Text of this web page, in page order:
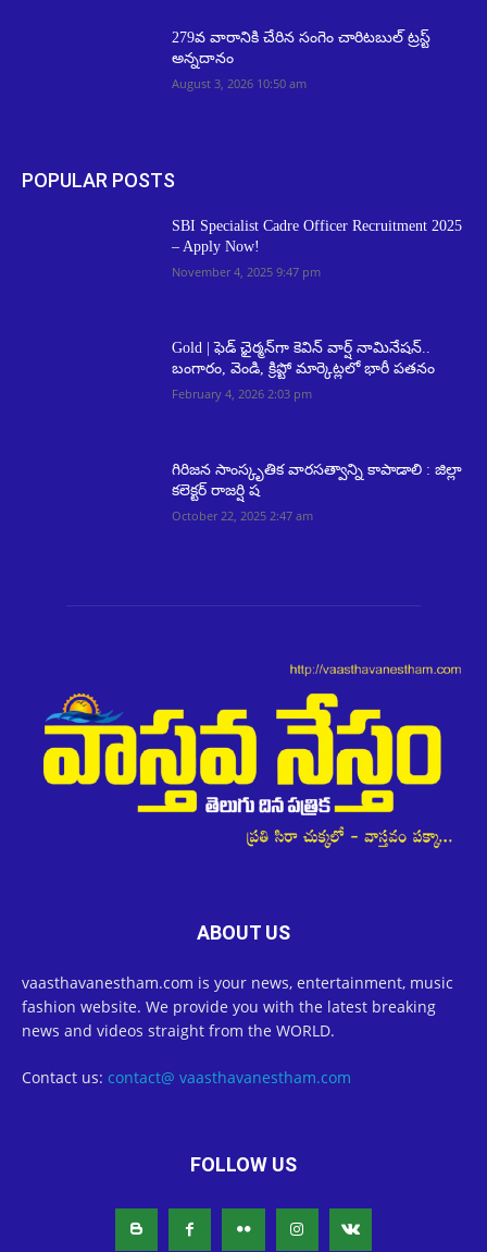
279వ వారానికి చేరిన సంగెం చారిటబుల్ ట్రస్ట్
అన్నదానం
August 3, 2026 10:50 am
POPULAR POSTS
SBI Specialist Cadre Officer Recruitment 2025
– Apply Now!
November 4, 2025 9:47 pm
Gold | ఫెడ్ ఛైర్మన్‌గా కెవిన్ వార్ష్ నామినేషన్..
బంగారం, వెండి, క్రిప్టో మార్కెట్లలో భారీ పతనం
February 4, 2026 2:03 pm
గిరిజన సాంస్కృతిక వారసత్వాన్ని కాపాడాలి : జిల్లా
కలెక్టర్ రాజర్షి ష
October 22, 2025 2:47 am
ABOUT US
vaasthavanestham.com is your news, entertainment, music
fashion website. We provide you with the latest breaking
news and videos straight from the WORLD.
Contact us: contact@ vaasthavanestham.com
FOLLOW US